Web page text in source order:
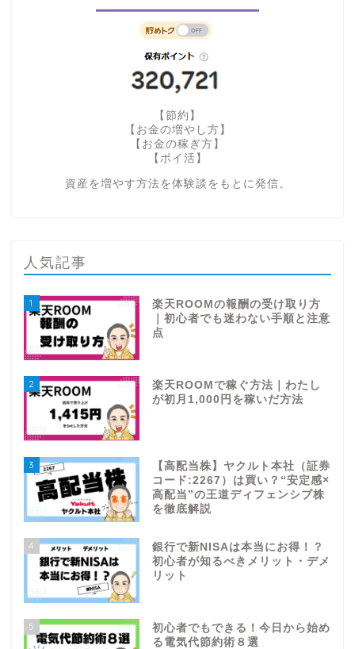
【節約】
【お金の増やし方】
【お金の稼ぎ方】
【ポイ活】
資産を増やす方法を体験談をもとに発信。
人気記事
1
楽天ROOMの報酬の受け取り方
｜初心者でも迷わない手順と注意
点
2
楽天ROOMで稼ぐ方法｜わたし
が初月1,000円を稼いだ方法
3
【高配当株】ヤクルト本社（証券
コード:2267）は買い？“安定感×
高配当”の王道ディフェンシブ株
を徹底解説
4
銀行で新NISAは本当にお得！？
初心者が知るべきメリット・デメ
リット
5
初心者でもできる！今日から始め
る電気代節約術８選